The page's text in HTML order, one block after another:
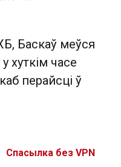
Баскаў меўся
хуткім часе
перайсці ў
Спасылка без VPN